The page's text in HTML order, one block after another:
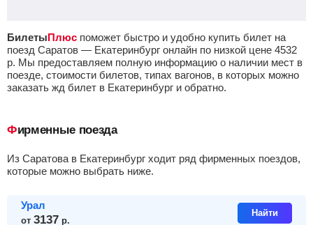
БилетыПлюс поможет быстро и удобно купить билет на
поезд Саратов — Екатеринбург онлайн по низкой цене 4532
р. Мы предоставляем полную информацию о наличии мест в
поезде, стоимости билетов, типах вагонов, в которых можно
заказать жд билет в Екатеринбург и обратно.
Фирменные поезда
из Саратова в Екатеринбург ходит ряд фирменных поездов,
которые можно выбрать ниже.
Урал
от 3137 р.
Найти